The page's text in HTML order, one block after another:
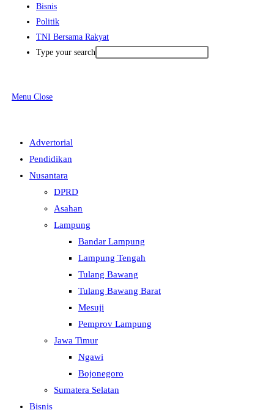
Bisnis
Politik
TNI Bersama Rakyat
Type your search
Menu Close
Advertorial
Pendidikan
Nusantara
DPRD
Asahan
Lampung
Bandar Lampung
Lampung Tengah
Tulang Bawang
Tulang Bawang Barat
Mesuji
Pemprov Lampung
Jawa Timur
Ngawi
Bojonegoro
Sumatera Selatan
Bisnis